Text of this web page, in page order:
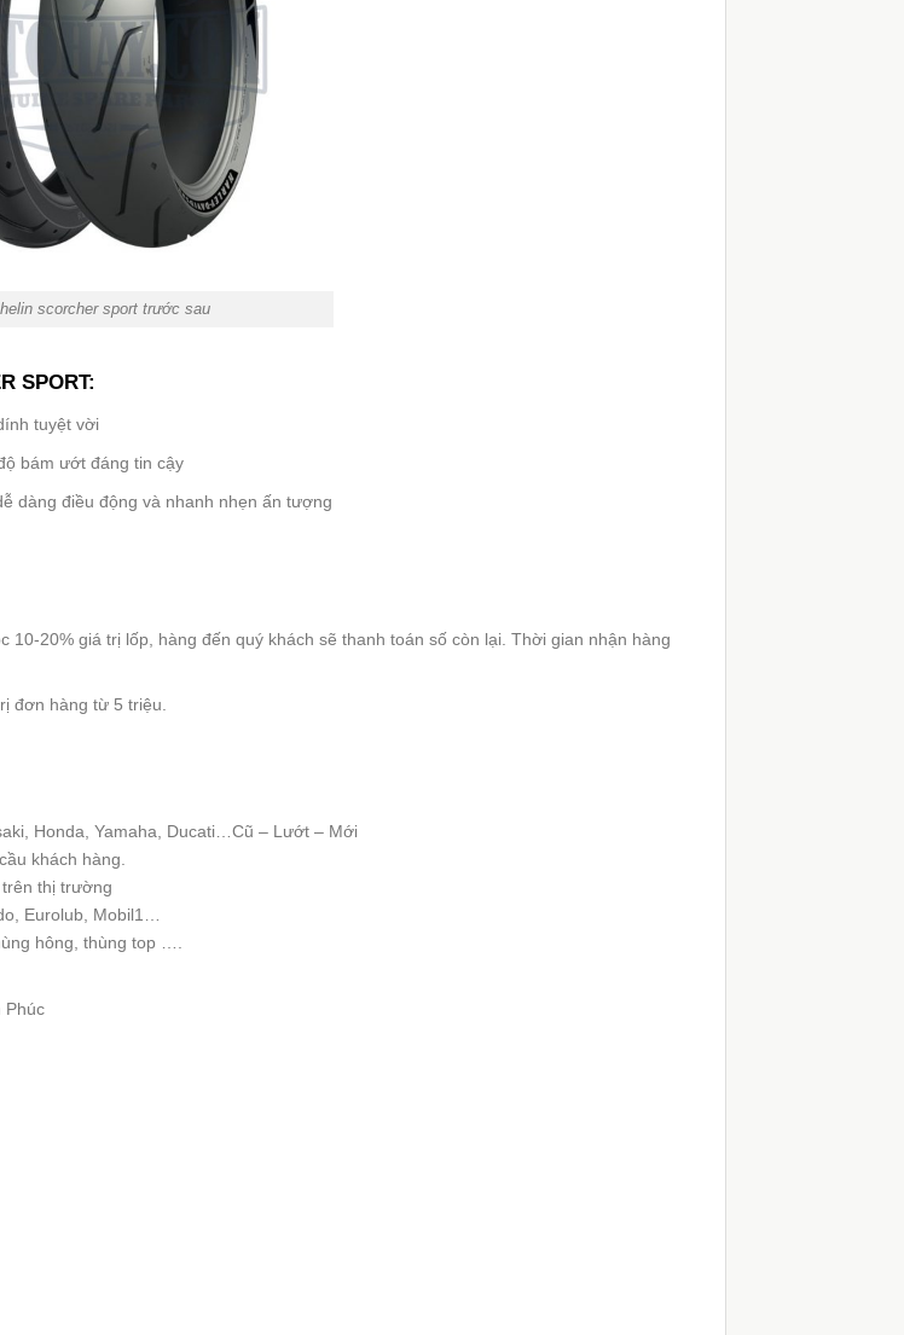
scorcher sport trước sau
SPORT:
tuyệt vời
bám ướt đáng tin cậy
dàng điều động và nhanh nhẹn ấn tượng
20% giá trị lốp, hàng đến quý khách sẽ thanh toán số còn lại. Thời gian nhận hàng
đơn hàng từ 5 triệu.
Honda, Yamaha, Ducati…Cũ – Lướt – Mới
khách hàng.
thị trường
Eurolub, Mobil1…
hông, thùng top ….
Phúc